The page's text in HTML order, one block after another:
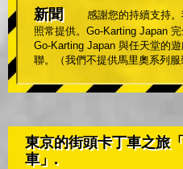
新聞
感謝您的持續支持
照常提供。Go-Karting Japan
Go-Karting Japan 與任天堂的
聯。（我們不提供馬里奧系列服
東京的街頭卡丁車之旅
車」.